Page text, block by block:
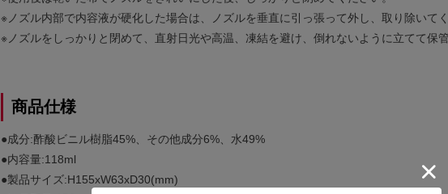
※ノズル内部で内容液が硬化した場合は、ノズルを垂直に引っ張って外し、取り除いてく
※ノズルをしっかりと閉めて、直射日光や高温、凍結を避け、倒れないように立てて保管
商品仕様
●成分:酢酸ビニル樹脂45%、その他成分6%、水49%
●内容量:118ml
●製品サイズ:H155xW63xD30(mm)